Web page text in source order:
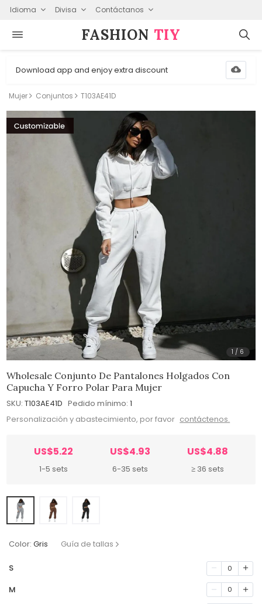
Idioma Divisa Contáctanos
FASHION⁠ TIY
Download app and enjoy extra discount
Mujer Conjuntos T103AE41D
1 / 6
Wholesale Conjunto De Pantalones Holgados Con
Capucha Y Forro Polar Para Mujer
SKU: T103AE41D Pedido mínimo: 1
Personalización y abastecimiento, por favor contáctenos.
US$5.22
1-5 sets
US$4.93
6-35 sets
US$4.88
≥ 36 sets
Color: Gris Guía de tallas
S 0
M 0